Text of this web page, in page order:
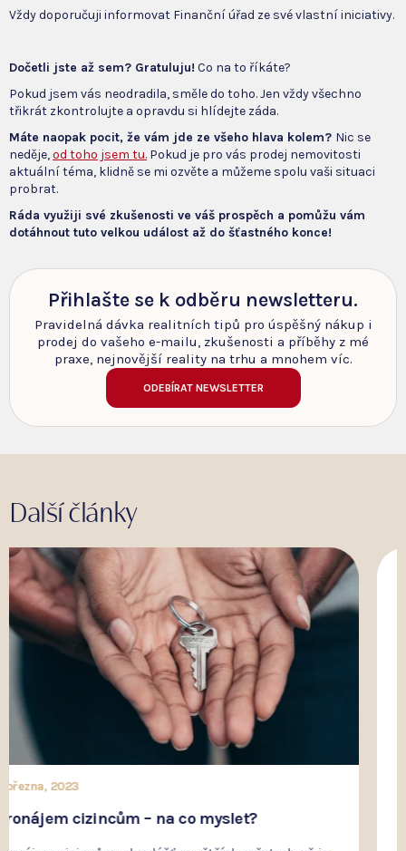
Vždy doporučuji informovat Finanční úřad ze své vlastní iniciativy.
Dočetli jste až sem? Gratuluju! Co na to říkáte?
Pokud jsem vás neodradila, směle do toho. Jen vždy všechno
třikrát zkontrolujte a opravdu si hlídejte záda.
Máte naopak pocit, že vám jde ze všeho hlava kolem? Nic se
neděje,od toho jsem tu. Pokud je pro vás prodej nemovitosti
aktuální téma, klidně se mi ozvěte a můžeme spolu vaši situaci
probrat.
Ráda využiji své zkušenosti ve váš prospěch a pomůžu vám
dotáhnout tuto velkou událost až do šťastného konce!
Přihlašte se k odběru newsletteru.
Pravidelná dávka realitních tipů pro úspěšný nákup i
prodej do vašeho e-mailu, zkušenosti a příběhy z mé
praxe, nejnovější reality na trhu a mnohem víc.
ODEBÍRAT NEWSLETTER
Další články
16 listopadu, 2023
Jak získat stavební povolení